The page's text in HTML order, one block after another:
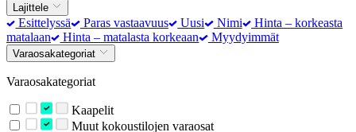
Lajittele
Esittelyssä Paras vastaavuus Uusi Nimi
Hinta – korkeasta
matalaan
Hinta – matalasta korkeaan Myydyimmät
Varaosakategoriat
Varaosakategoriat
Kaapelit
Muut kokoustilojen varaosat